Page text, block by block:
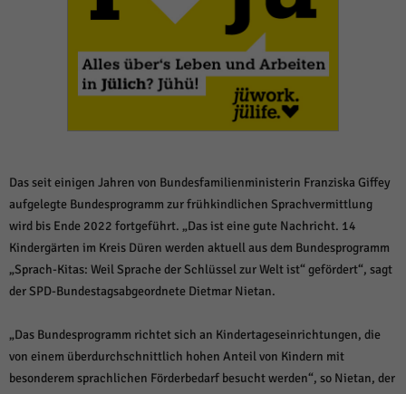
Das seit einigen Jahren von Bundesfamilienministerin Franziska Giffey
aufgelegte Bundesprogramm zur frühkindlichen Sprachvermittlung
wird bis Ende 2022 fortgeführt. „Das ist eine gute Nachricht. 14
Kindergärten im Kreis Düren werden aktuell aus dem Bundesprogramm
„Sprach-Kitas: Weil Sprache der Schlüssel zur Welt ist“ gefördert“, sagt
der SPD-Bundestagsabgeordnete Dietmar Nietan.
„Das Bundesprogramm richtet sich an Kindertageseinrichtungen, die
von einem überdurchschnittlich hohen Anteil von Kindern mit
besonderem sprachlichen Förderbedarf besucht werden“, so Nietan, der
Alle akzeptieren Speichern und weiter
Zurück
Essenziell (1)
Cookie-Informationen anzeigen
Statistiken (1)
Statistik Cookies erfassen Informationen anonym. Diese Informationen helfen
Marketing (1)
Marketing-Cookies werden von Drittanbietern oder Publishern verwendet,